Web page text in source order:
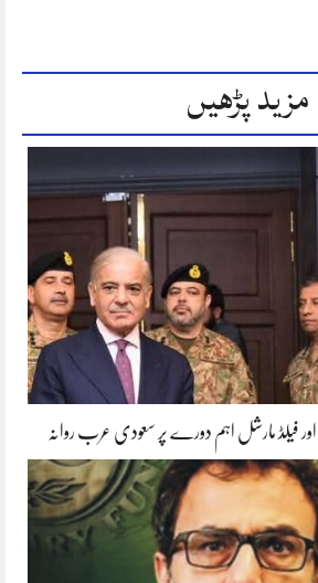
مزید پڑھیں
فیلڈ مارشل اہم دورے پر سعودی عرب روانہ